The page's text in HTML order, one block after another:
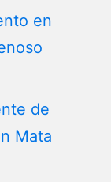
en
de
Mata